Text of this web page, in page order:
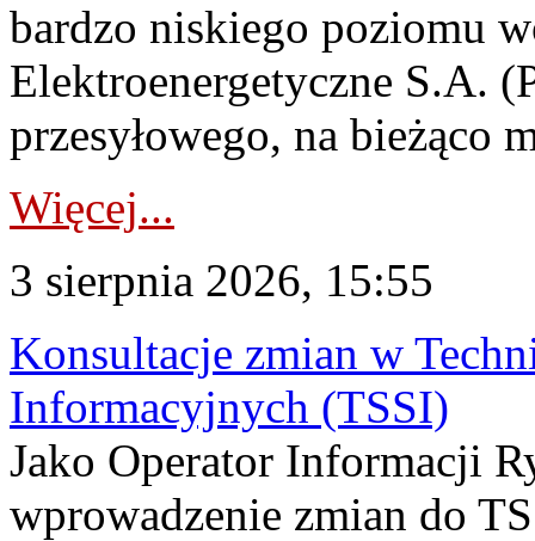
bardzo niskiego poziomu
Elektroenergetyczne S.A.
przesyłowego, na bieżąco
Więcej...
3 sierpnia 2026, 15:55
Konsultacje zmian w
Informacyjnych (TSSI)
Jako Operator Informacji
wprowadzenie zmian do